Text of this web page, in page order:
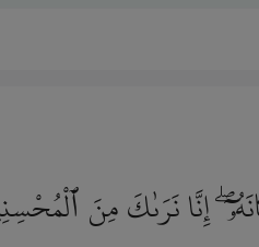
إِنَّا نَرَىٰكَ مِنَ